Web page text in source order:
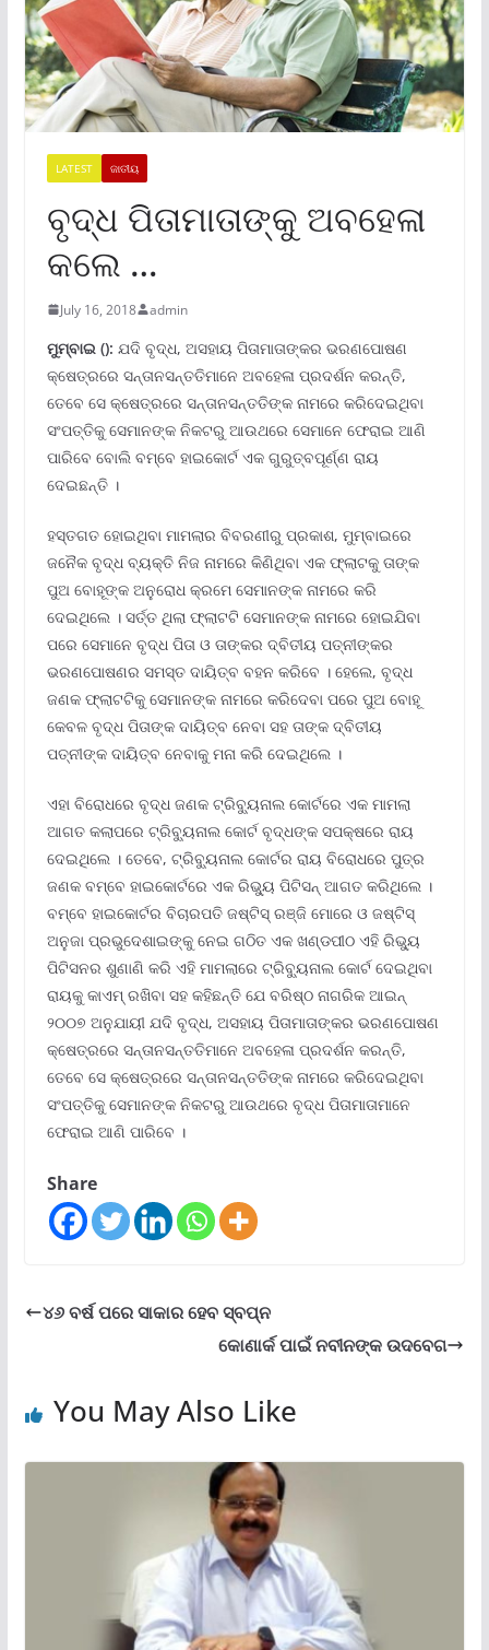
LATEST ଜାତୀୟ
ବୃଦ୍ଧ ପିତାମାତାଙ୍କୁ ଅବହେଳା
କଲେ …
July 16, 2018 admin
ମୁମ୍ବାଇ (): ଯଦି ବୃଦ୍ଧ, ଅସହାୟ ପିତାମାତାଙ୍କର ଭରଣପୋଷଣ
କ୍ଷେତ୍ରରେ ସନ୍ତାନସନ୍ତତିମାନେ ଅବହେଳା ପ୍ରଦର୍ଶନ କରନ୍ତି,
ତେବେ ସେ କ୍ଷେତ୍ରରେ ସନ୍ତାନସନ୍ତତିଙ୍କ ନାମରେ କରିଦେଇଥିବା
ସଂପତ୍ତିକୁ ସେମାନଙ୍କ ନିକଟରୁ ଆଉଥରେ ସେମାନେ ଫେରାଇ ଆଣି
ପାରିବେ ବୋଲି ବମ୍ବେ ହାଇକୋର୍ଟ ଏକ ଗୁରୁତ୍ବପୂର୍ଣ୍ଣ ରାୟ
ଦେଇଛନ୍ତି ।
ହସ୍ତଗତ ହୋଇଥିବା ମାମଲାର ବିବରଣୀରୁ ପ୍ରକାଶ, ମୁମ୍ବାଇରେ
ଜନୈକ ବୃଦ୍ଧ ବ୍ୟକ୍ତି ନିଜ ନାମରେ କିଣିଥିବା ଏକ ଫ୍ଲାଟକୁ ତାଙ୍କ
ପୁଅ ବୋହୂଙ୍କ ଅନୁରୋଧ କ୍ରମେ ସେମାନଙ୍କ ନାମରେ କରି
ଦେଇଥିଲେ । ସର୍ତ୍ତ ଥିଲା ଫ୍ଲାଟଟି ସେମାନଙ୍କ ନାମରେ ହୋଇଯିବା
ପରେ ସେମାନେ ବୃଦ୍ଧ ପିତା ଓ ତାଙ୍କର ଦ୍ବିତୀୟ ପତ୍ନୀଙ୍କର
ଭରଣପୋଷଣର ସମସ୍ତ ଦାୟିତ୍ବ ବହନ କରିବେ । ହେଲେ, ବୃଦ୍ଧ
ଜଣକ ଫ୍ଲାଟଟିକୁ ସେମାନଙ୍କ ନାମରେ କରିଦେବା ପରେ ପୁଅ ବୋହୂ
କେବଳ ବୃଦ୍ଧ ପିତାଙ୍କ ଦାୟିତ୍ବ ନେବା ସହ ତାଙ୍କ ଦ୍ବିତୀୟ
ପତ୍ନୀଙ୍କ ଦାୟିତ୍ବ ନେବାକୁ ମନା କରି ଦେଇଥିଲେ ।
ଏହା ବିରୋଧରେ ବୃଦ୍ଧ ଜଣକ ଟ୍ରିବ୍ୟୁନାଲ କୋର୍ଟରେ ଏକ ମାମଲା
ଆଗତ କଲାପରେ ଟ୍ରିବ୍ୟୁନାଲ କୋର୍ଟ ବୃଦ୍ଧଙ୍କ ସପକ୍ଷରେ ରାୟ
ଦେଇଥିଲେ । ତେବେ, ଟ୍ରିବ୍ୟୁନାଲ କୋର୍ଟର ରାୟ ବିରୋଧରେ ପୁତ୍ର
ଜଣକ ବମ୍ବେ ହାଇକୋର୍ଟରେ ଏକ ରିଭ୍ୟୁ ପିଟିସନ୍ ଆଗତ କରିଥିଲେ ।
ବମ୍ବେ ହାଇକୋର୍ଟର ବିଚାରପତି ଜଷ୍ଟିସ୍ ରଞ୍ଜି ମୋରେ ଓ ଜଷ୍ଟିସ୍
ଅନୁଜା ପ୍ରଭୁଦେଶାଇଙ୍କୁ ନେଇ ଗଠିତ ଏକ ଖଣ୍ଡପୀଠ ଏହି ରିଭ୍ୟୁ
ପିଟିସନର ଶୁଣାଣି କରି ଏହି ମାମଲାରେ ଟ୍ରିବ୍ୟୁନାଲ କୋର୍ଟ ଦେଇଥିବା
ରାୟକୁ କାଏମ୍ ରଖିବା ସହ କହିଛନ୍ତି ଯେ ବରିଷ୍ଠ ନାଗରିକ ଆଇନ୍
୨୦୦୭ ଅନୁଯାୟୀ ଯଦି ବୃଦ୍ଧ, ଅସହାୟ ପିତାମାତାଙ୍କର ଭରଣପୋଷଣ
କ୍ଷେତ୍ରରେ ସନ୍ତାନସନ୍ତତିମାନେ ଅବହେଳା ପ୍ରଦର୍ଶନ କରନ୍ତି,
ତେବେ ସେ କ୍ଷେତ୍ରରେ ସନ୍ତାନସନ୍ତତିଙ୍କ ନାମରେ କରିଦେଇଥିବା
ସଂପତ୍ତିକୁ ସେମାନଙ୍କ ନିକଟରୁ ଆଉଥରେ ବୃଦ୍ଧ ପିତାମାତାମାନେ
ଫେରାଇ ଆଣି ପାରିବେ ।
Share
୪୬ ବର୍ଷ ପରେ ସାକାର ହେବ ସ୍ବପ୍ନ
କୋଣାର୍କ ପାଇଁ ନବୀନଙ୍କ ଉଦବେଗ
You May Also Like